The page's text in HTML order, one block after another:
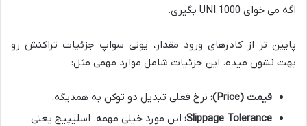
اگه می خوای 1000 UNI بگیری.
پایین تر از کادرهای ورود مقدار، یونی سواپ جزئیات تراکنش رو
بهت نشون میده. این جزئیات شامل موارد مهمی مثل:
قیمت (Price):
نرخ فعلی تبدیل دو توکن به همدیگه.
Slippage Tolerance: این مورد خیلی مهمه. اسلیپیج یعنی